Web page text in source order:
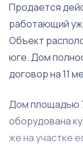
Продается
работающий
Объект
юге. Дом
договор на 11
Дом площадью
оборудована
же на участке